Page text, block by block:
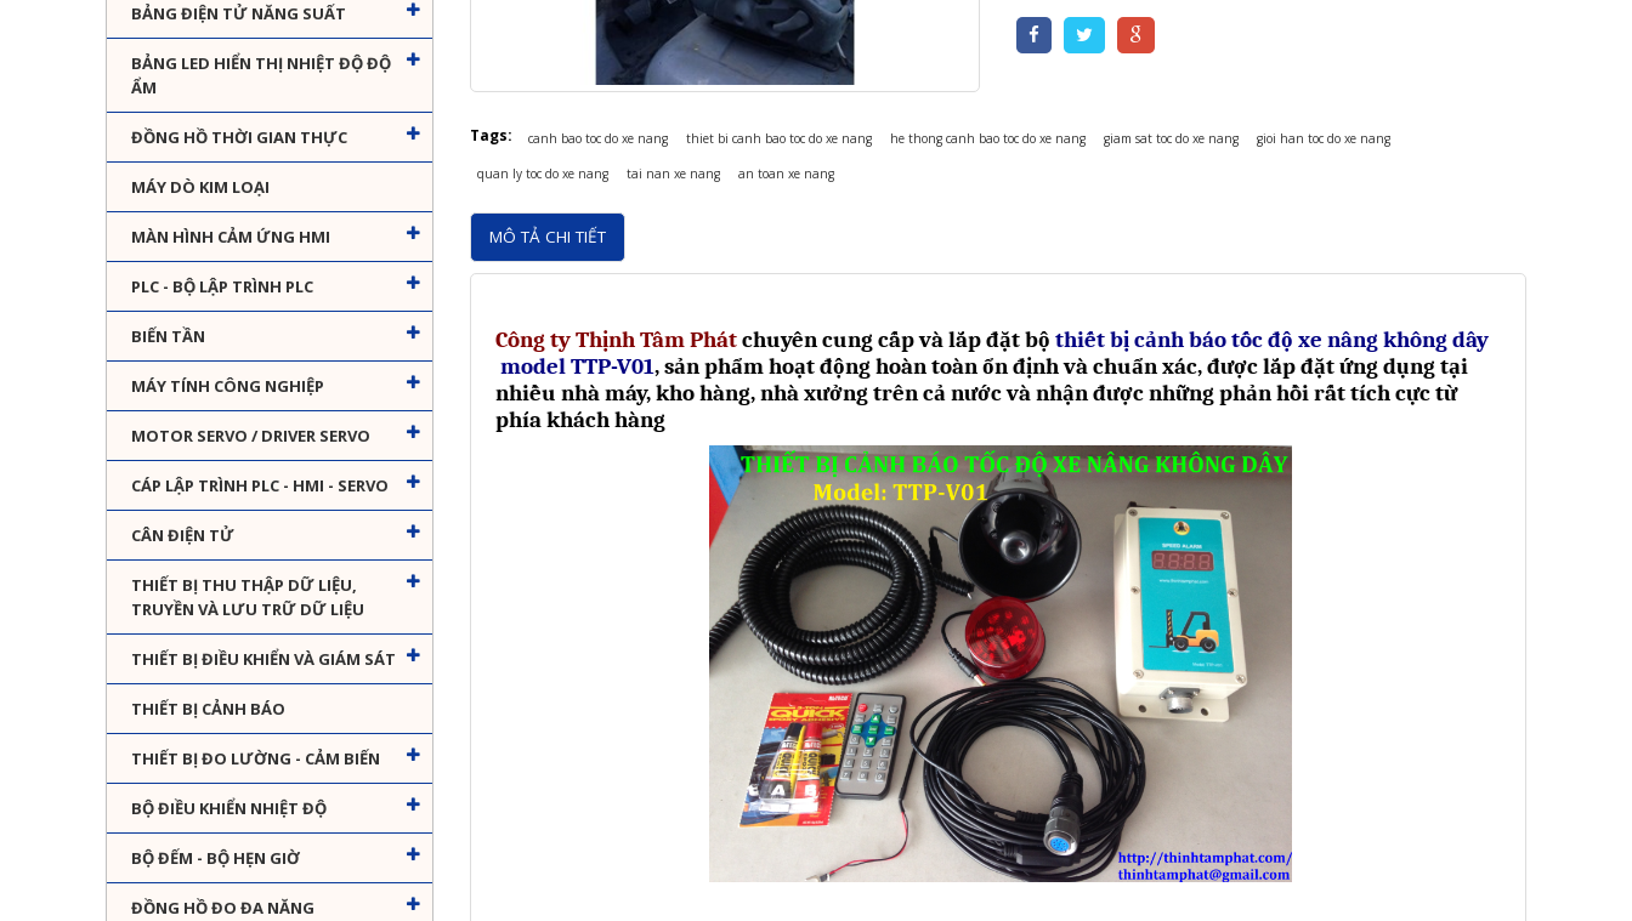
BẢNG ĐIỆN TỬ NĂNG SUẤT
BẢNG LED HIỂN THỊ NHIỆT ĐỘ ĐỘ
ẨM
ĐỒNG HỒ THỜI GIAN THỰC
MÁY DÒ KIM LOẠI
MÀN HÌNH CẢM ỨNG HMI
PLC - BỘ LẬP TRÌNH PLC
BIẾN TẦN
MÁY TÍNH CÔNG NGHIỆP
MOTOR SERVO / DRIVER SERVO
CÁP LẬP TRÌNH PLC - HMI - SERVO
CÂN ĐIỆN TỬ
THIẾT BỊ THU THẬP DỮ LIỆU,
TRUYỀN VÀ LƯU TRỮ DỮ LIỆU
THIẾT BỊ ĐIỀU KHIỂN VÀ GIÁM SÁT
THIẾT BỊ CẢNH BÁO
THIẾT BỊ ĐO LƯỜNG - CẢM BIẾN
BỘ ĐIỀU KHIỂN NHIỆT ĐỘ
BỘ ĐẾM - BỘ HẸN GIỜ
ĐỒNG HỒ ĐO ĐA NĂNG
Tags: canh bao toc do xe nang thiet bi canh bao toc do xe nang he thong canh bao toc do xe nang giam sat toc do xe nang gioi han toc do xe nang
quan ly toc do xe nang tai nan xe nang an toan xe nang
MÔ TẢ CHI TIẾT
Công ty Thịnh Tâm Phátchuyêncung cấp và lắp đặt bộ thiết bị cảnh báo tốc độ xe nâng không dây
model TTP-V01, sản phẩm hoạt động hoàn toàn ổn định và chuẩn xác, được lắp đặt ứng dụng tại
nhiều nhà máy, kho hàng, nhà xưởng trên cả nước và nhận được những phản hồi rất tích cực từ
phía khách hàng